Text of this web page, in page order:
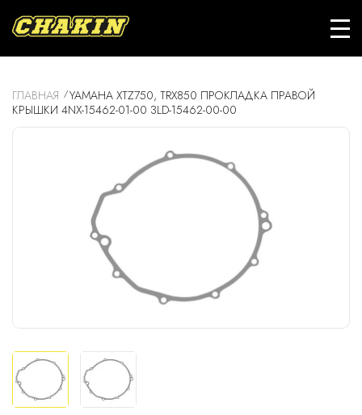
ГЛАВНАЯ
YAMAHA XTZ750, TRX850 ПРОКЛАДКА ПРАВОЙ
КРЫШКИ 4NX-15462-01-00 3LD-15462-00-00